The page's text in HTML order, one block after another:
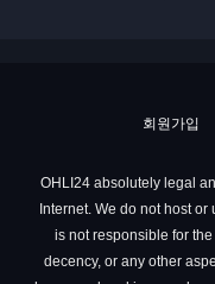
회원가입
OHLI24 absolutely legal
Internet. We do not host
is not responsible for
decency, or any other